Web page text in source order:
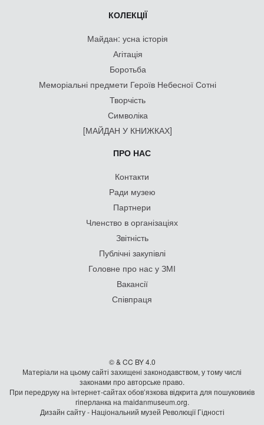
КОЛЕКЦІЇ
Майдан: усна історія
Агітація
Боротьба
Меморіальні предмети Героїв Небесної Сотні
Творчість
Символіка
[МАЙДАН У КНИЖКАХ]
ПРО НАС
Контакти
Ради музею
Партнери
Членство в організаціях
Звітність
Публічні закупівлі
Головне про нас у ЗМІ
Вакансії
Співпраця
© & CC BY 4.0
Матеріали на цьому сайті захищені законодавством, у тому числі
законами про авторське право.
При передруку на iнтернет-сайтах обов’язкова відкрита для пошуковиків
гiперланка на maidanmuseum.org.
Дизайн сайту - Національний музей Революції Гідності